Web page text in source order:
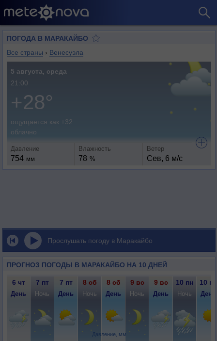
ПОГОДА В МАРАКАЙБО
Все страны › Венесуэла
5 августа, среда
21:00
+28°
ощущается как +32
облачно
Давление
754 мм
Влажность
78 %
Ветер
Сев, 6 м/с
Прослушать погоду в Маракайбо
ПРОГНОЗ ПОГОДЫ В МАРАКАЙБО НА 10 ДНЕЙ
Давление, мм
6 чт 7 пт 7 пт 8 сб 8 сб 9 вс 9 вс 10 пн 10 пн
День Ночь День Ночь День Ночь День Ночь День